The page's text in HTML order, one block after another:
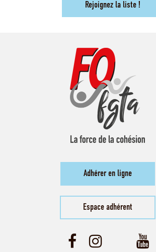
Rejoignez la liste !
Adhérer en ligne
Espace adhérent